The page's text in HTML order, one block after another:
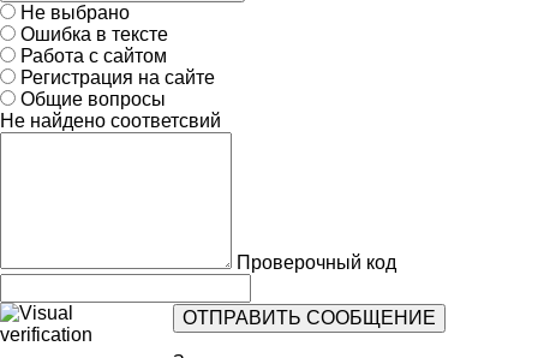
Не выбрано
Ошибка в тексте
Работа с сайтом
Регистрация на сайте
Общие вопросы
Не найдено соответсвий
Проверочный код